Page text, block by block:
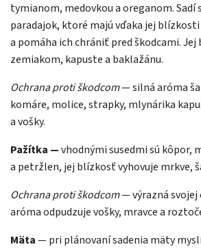
tymianom, medovkou a oreganom. Sadí
paradajok, ktoré majú vďaka jej
a pomáha ich chrániť pred škodcami.
zemiakom, kapuste a baklažánu.
Ochrana proti škodcom— silná aróma
komáre, molice, strapky, mlynárika
a vošky.
Pažítka —vhodnými susedmi sú kôpor,
a petržlen, jej blízkosť vyhovuje mrkve,
Ochrana proti škodcom— výrazná svojej
aróma odpudzuje vošky, mravce a
Mäta— pri plánovaní sadenia mäty